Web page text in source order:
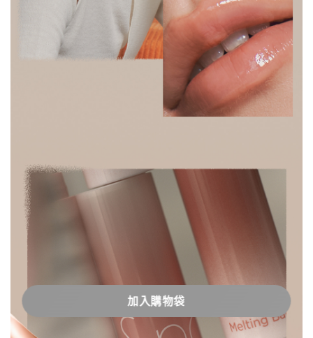
加入購物袋